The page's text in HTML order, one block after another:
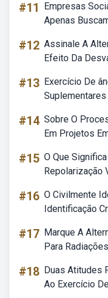
#11
Empresas
Apenas
#12 Assinale A
Efeito Da
#13 Exercício De
Suplementares
#14 Sobre O
Em Projetos
#15 O Que
Repolarização
#16 O Civilmente
Identificação
#17 Marque A
Para
#18 Duas Atitudes
Ao Exercício